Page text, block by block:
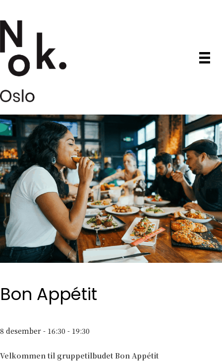
Bon Appétit
8 desember - 16:30 - 19:30
Velkommen til gruppetilbudet Bon Appétit